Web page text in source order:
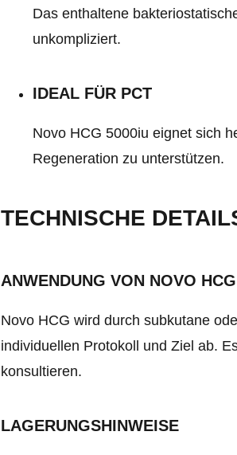
Das enthaltene
unkompliziert.
IDEAL FÜR PCT
Novo HCG 5000iu eignet sich
Regeneration zu unterstützen.
TECHNISCHE
ANWENDUNG VON NOVO HCG
Novo HCG wird durch subkutane
individuellen Protokoll und Ziel ab.
konsultieren.
LAGERUNGSHINWEISE